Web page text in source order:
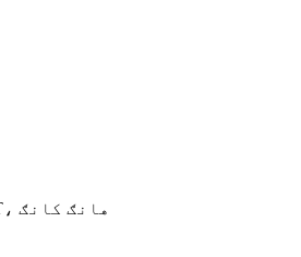
یونټ R، 16/F.، د کینګز ونګ پلازا 2، 1 په کوان سړک، شیک مون، شا ټین، NT، هانګ کانګ